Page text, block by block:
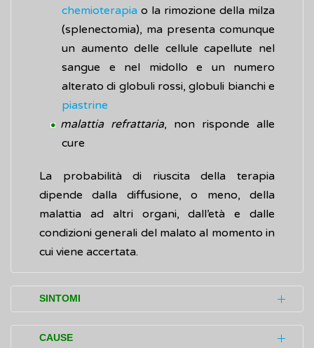
chemioterapia o la rimozione della milza
(splenectomia), ma presenta comunque
un aumento delle cellule capellute nel
sangue e nel midollo e un numero
alterato di globuli rossi, globuli bianchi e
piastrine
malattia refrattaria, non risponde alle
cure
La probabilità di riuscita della terapia
dipende dalla diffusione, o meno, della
malattia ad altri organi, dall’età e dalle
condizioni generali del malato al momento in
cui viene accertata.
SINTOMI
Considerata la sua crescita lenta, la leucemia
CAUSE